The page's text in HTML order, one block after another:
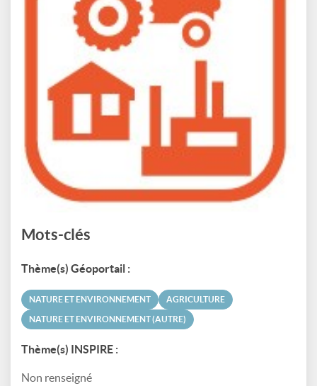
Mots-clés
Thème(s) Géoportail :
NATURE ET ENVIRONNEMENT AGRICULTURE
NATURE ET ENVIRONNEMENT (AUTRE)
Thème(s) INSPIRE :
Non renseigné